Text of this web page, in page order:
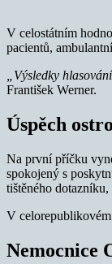
V celostátním
pacientů,
„Výsledky
František Werner.
Úspěch
Na první příčku
spokojený s
tištěného
V
Nemocnice